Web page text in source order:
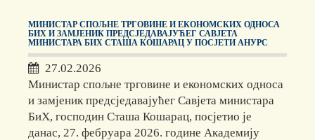
МИНИСТАР СПОЉНЕ ТРГОВИНЕ И ЕКОНОМСКИХ ОДНОСА
БИХ И ЗАМЈЕНИК ПРЕДСЈЕДАВАЈУЋЕГ САВЈЕТА
МИНИСТАРА БИХ СТАША КОШАРАЦ У ПОСЈЕТИ АНУРС
27.02.2026
Министар спољне трговине и економских односа
и замјеник предсједавајућег Савјета министара
БиХ, господин Сташа Кошарац, посјетио је
данас, 27. фебруара 2026. године Академију